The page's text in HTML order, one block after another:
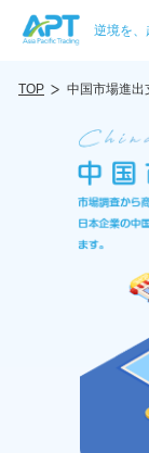
逆境を、
TOP 中国市場進出